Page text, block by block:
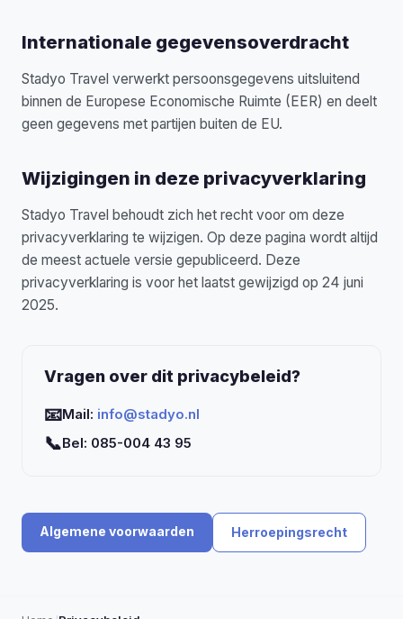
Internationale gegevensoverdracht
Stadyo Travel verwerkt persoonsgegevens uitsluitend
binnen de Europese Economische Ruimte (EER) en deelt
geen gegevens met partijen buiten de EU.
Wijzigingen in deze privacyverklaring
Stadyo Travel behoudt zich het recht voor om deze
privacyverklaring te wijzigen. Op deze pagina wordt altijd
de meest actuele versie gepubliceerd. Deze
privacyverklaring is voor het laatst gewijzigd op 24 juni
2025.
Vragen over dit privacybeleid?
📧Mail: info@stadyo.nl
📞Bel: 085-004 43 95
Algemene voorwaarden Herroepingsrecht